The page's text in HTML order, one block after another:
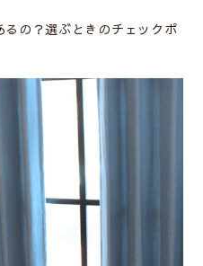
の？選ぶときのチェックポ